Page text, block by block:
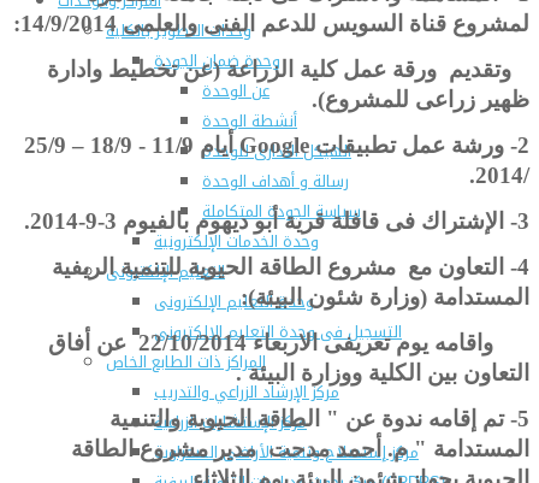
وحدات التطوير بالكلية
وحدة ضمان الجودة
عن الوحدة
أنشطة الوحدة
الهيكل الادارى للوحدة
رسالة و أهداف الوحدة
سياسة الجودة المتكاملة
وحدة الخدمات الإلكترونية
التعليم الإلكترونى
وحدة التعليم الإلكترونى
التسجيل فى وحدة التعليم الالكترونى
المراكز ذات الطابع الخاص
مركز الإرشاد الزراعي والتدريب
مركز الإستشارات الزراعية
مركز إستصلاح وتنمية الأراضى الصحراوية
لمشروع قناة السويس للدعم الفنى والعلمى 14/9/2014:
وتقديم ورقة عمل كلية الزراعة (عن تخطيط وادارة
ظهير زراعى للمشروع).
2- ورشة عمل تطبيقاتGoogle
أيام 11/9 - 18/9 – 25/9
/2014.
3-
الإشتراك فى قافلة قرية أبو ديهوم بالفيوم 3-9-2014.
4-
التعاون مع مشروع الطاقة الحيوية للتنمية الريفية
المستدامة (وزارة شئون البيئة):
واقامه يوم تعريفى الاربعاء 22/10/2014 عن أفاق
التعاون بين الكلية ووزارة البيئة .
5- تم إقامه ندوة عن " الطاقة الحيوية والتنمية
المستدامة " م. أحمد مدحت مدير مشروع الطاقة